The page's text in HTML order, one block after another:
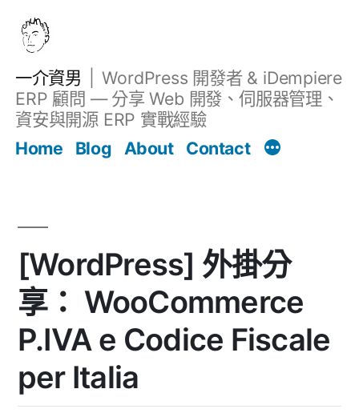
一介資男
WordPress 開發者 & iDempiere
ERP 顧問 — 分享 Web 開發、伺服器管理、
資安與開源 ERP 實戰經驗
Home
Blog About Contact
[WordPress] 外掛分
享： WooCommerce
P.IVA e Codice Fiscale
per Italia
文章 Filter